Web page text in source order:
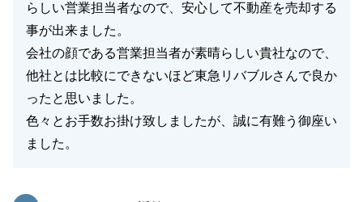
らしい営業担当者なので、安心して不動産を売却する
事が出来ました。
会社の顔である営業担当者が素晴らしい貴社なので、
他社とは比較にできないほど東急リバブルさんで良か
ったと思いました。
色々とお手数お掛け致しましたが、誠に有難う御座い
ました。